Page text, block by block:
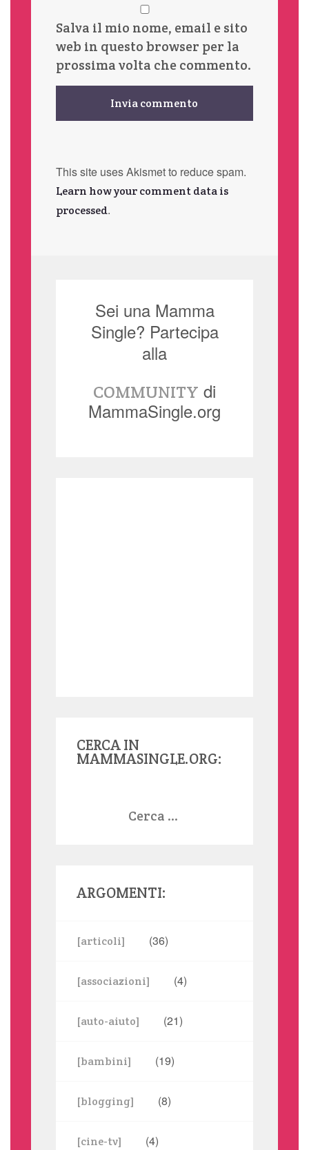
Salva il mio nome, email e sito
web in questo browser per la
prossima volta che commento.
This site uses Akismet to reduce spam.
Learn how your comment data is
processed.
Sei una Mamma
Single? Partecipa
alla
COMMUNITY di
MammaSingle.org
CERCA IN
MAMMASINGLE.ORG:
ARGOMENTI:
[articoli] (36)
[associazioni] (4)
[auto-aiuto] (21)
[bambini] (19)
[blogging] (8)
[cine-tv] (4)